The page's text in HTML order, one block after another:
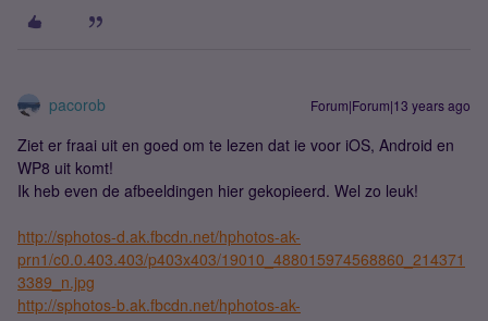
pacorob Forum|Forum|13 years ago
Ziet er fraai uit en goed om te lezen dat ie voor iOS, Android en
WP8 uit komt!
Ik heb even de afbeeldingen hier gekopieerd. Wel zo leuk!
http://sphotos-d.ak.fbcdn.net/hphotos-ak-
prn1/c0.0.403.403/p403x403/19010_488015974568860_214371
3389_n.jpg
http://sphotos-b.ak.fbcdn.net/hphotos-ak-